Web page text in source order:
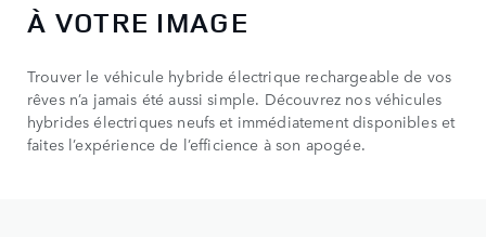
À VOTRE IMAGE
Trouver le véhicule hybride électrique rechargeable de vos
rêves n’a jamais été aussi simple. Découvrez nos véhicules
hybrides électriques neufs et immédiatement disponibles et
faites l’expérience de l’efficience à son apogée.